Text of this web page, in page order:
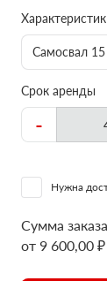
Самосвал
Срок аренды
-
Нужна
Сумма
от 9 600,00 ₽